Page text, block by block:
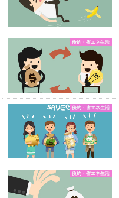
倹約・省エネ生活
倹約・省エネ生活
倹約・省エネ生活